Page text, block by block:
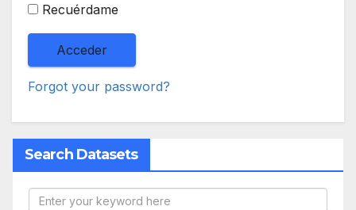
Recuérdame
Forgot your password?
Search Datasets